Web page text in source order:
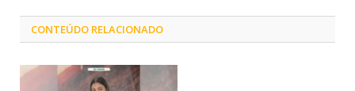
CONTEÚDO RELACIONADO